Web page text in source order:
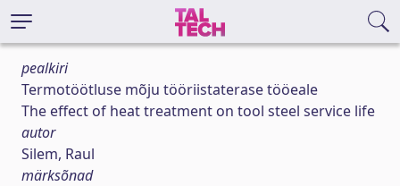
pealkiri
Termotöötluse mõju tööriistaterase tööeale
The effect of heat treatment on tool steel service life
autor
Silem, Raul
märksõnad